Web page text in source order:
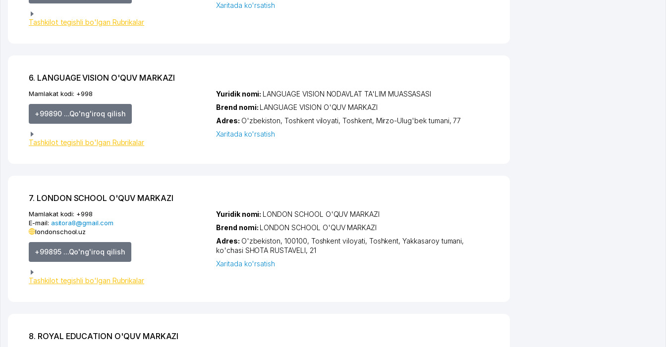
Tashkilot tegishli bo'lgan Rubrikalar
Xaritada ko'rsatish
6. LANGUAGE VISION O'QUV MARKAZI
Mamlakat kodi: +998
+99890 ...Qo'ng'iroq qilish
Tashkilot tegishli bo'lgan Rubrikalar
Yuridik nomi: LANGUAGE VISION NODAVLAT TA'LIM MUASSASASI
Brend nomi: LANGUAGE VISION O'QUV MARKAZI
Adres: O'zbekiston,Toshkent viloyati,Toshkent, Mirzo-Ulug'bek tumani, 77
Xaritada ko'rsatish
7. LONDON SCHOOL O'QUV MARKAZI
Mamlakat kodi: +998
E-mail: asitora8@gmail.com
londonschool.uz
+99895 ...Qo'ng'iroq qilish
Tashkilot tegishli bo'lgan Rubrikalar
Yuridik nomi: LONDON SCHOOL O'QUV MARKAZI
Brend nomi: LONDON SCHOOL O'QUV MARKAZI
Adres: O'zbekiston, 100100, Toshkent viloyati, Toshkent,Yakkasaroy tumani,
ko'chasi SHOTA RUSTAVELI, 21
Xaritada ko'rsatish
8. ROYAL EDUCATION O'QUV MARKAZI